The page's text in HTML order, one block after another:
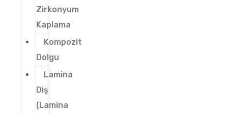
Zirkonyum
Kaplama
Kompozit
Dolgu
Lamina
Diş
(Lamina